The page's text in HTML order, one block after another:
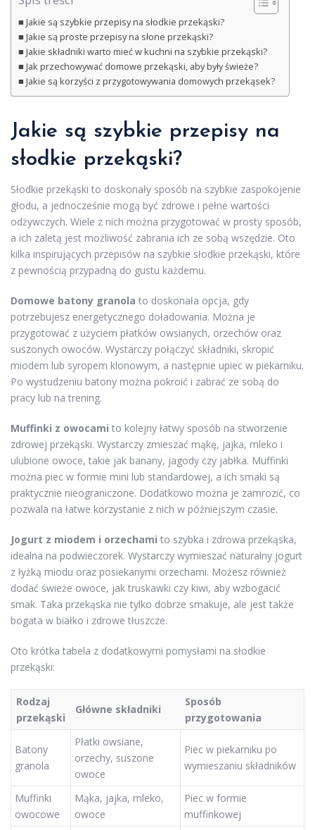
Jakie są szybkie przepisy na słodkie przekąski?
Jakie są proste przepisy na słone przekąski?
Jakie składniki warto mieć w kuchni na szybkie przekąski?
Jak przechowywać domowe przekąski, aby były świeże?
Jakie są korzyści z przygotowywania domowych przekąsek?
Jakie są szybkie przepisy na
słodkie przekąski?
Słodkie przekąski to doskonały sposób na szybkie zaspokojenie
głodu, a jednocześnie mogą być zdrowe i pełne wartości
odżywczych. Wiele z nich można przygotować w prosty sposób,
a ich zaletą jest możliwość zabrania ich ze sobą wszędzie. Oto
kilka inspirujących przepisów na szybkie słodkie przekąski, które
z pewnością przypadną do gustu każdemu.
Domowe batony granola to doskonała opcja, gdy
potrzebujesz energetycznego doładowania. Można je
przygotować z użyciem płatków owsianych, orzechów oraz
suszonych owoców. Wystarczy połączyć składniki, skropić
miodem lub syropem klonowym, a następnie upiec w piekarniku.
Po wystudzeniu batony można pokroić i zabrać ze sobą do
pracy lub na trening.
Muffinki z owocami to kolejny łatwy sposób na stworzenie
zdrowej przekąski. Wystarczy zmieszać mąkę, jajka, mleko i
ulubione owoce, takie jak banany, jagody czy jabłka. Muffinki
można piec w formie mini lub standardowej, a ich smaki są
praktycznie nieograniczone. Dodatkowo można je zamrozić, co
pozwala na łatwe korzystanie z nich w późniejszym czasie.
Jogurt z miodem i orzechami to szybka i zdrowa przekąska,
idealna na podwieczorek. Wystarczy wymieszać naturalny jogurt
z łyżką miodu oraz posiekanymi orzechami. Możesz również
dodać świeże owoce, jak truskawki czy kiwi, aby wzbogacić
smak. Taka przekąska nie tylko dobrze smakuje, ale jest także
bogata w białko i zdrowe tłuszcze.
Oto krótka tabela z dodatkowymi pomysłami na słodkie
przekąski:
Rodzaj
przekąski
Główne składniki
Sposób
przygotowania
Batony
granola
Płatki owsiane,
orzechy, suszone
owoce
Piec w piekarniku po
wymieszaniu składników
Muffinki
owocowe
Mąka, jajka, mleko,
owoce
Piec w formie
muffinkowej